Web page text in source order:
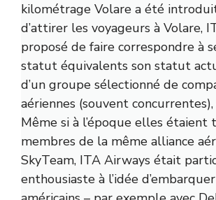
kilométrage Volare a été
d’attirer les voyageurs à Volare,
proposé de faire correspondre à
statut équivalents son statut
d’un groupe sélectionné de
aériennes (souvent
Même si à l’époque elles étaient
membres de la même alliance
SkyTeam, ITA Airways était
enthousiaste à l’idée